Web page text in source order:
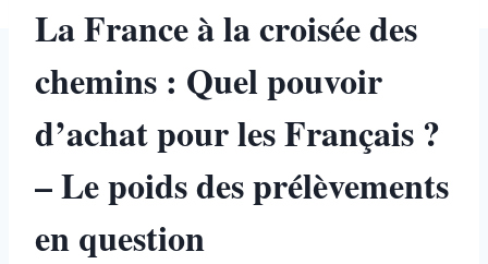
La France à la croisée des
chemins : Quel pouvoir
d’achat pour les Français ?
– Le poids des prélèvements
en question